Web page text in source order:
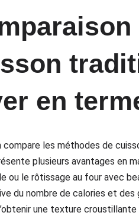
en
compare les méthodes de
plusieurs avantages en
ou le rôtissage au four avec
du nombre de calories et des
une texture croustillante